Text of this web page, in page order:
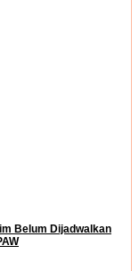
Belum Dijadwalkan